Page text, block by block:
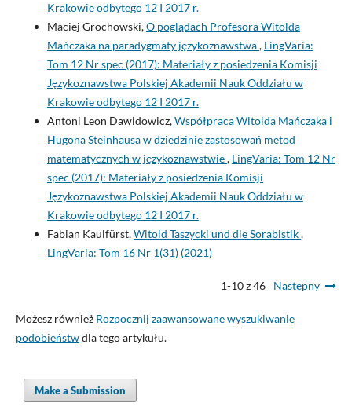
Krakowie odbytego 12 I 2017 r.
Maciej Grochowski,O poglądach Profesora Witolda
Mańczaka na paradygmaty językoznawstwa, LingVaria:
Tom 12 Nr spec (2017): Materiały z posiedzenia Komisji
Językoznawstwa Polskiej Akademii Nauk Oddziału w
Krakowie odbytego 12 I 2017 r.
Antoni Leon Dawidowicz,Współpraca Witolda Mańczaka i
Hugona Steinhausa w dziedzinie zastosowań metod
matematycznych w językoznawstwie, LingVaria: Tom 12 Nr
spec (2017): Materiały z posiedzenia Komisji
Językoznawstwa Polskiej Akademii Nauk Oddziału w
Krakowie odbytego 12 I 2017 r.
Fabian Kaulfürst,Witold Taszycki und die Sorabistik,
LingVaria: Tom 16 Nr 1(31) (2021)
1-10 z 46 Następny
Możesz również Rozpocznij zaawansowane wyszukiwanie
podobieństwdla tego artykułu.
Make a Submission